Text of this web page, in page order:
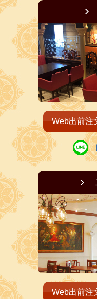
Web出前注
Web出前注